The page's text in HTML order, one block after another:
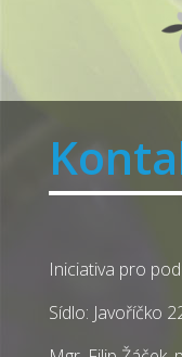
Iniciativa pro
Sídlo: Javoříčko